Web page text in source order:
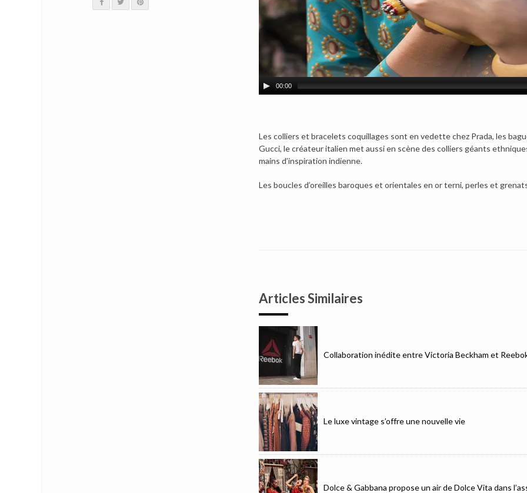
00:00
Les colliers et bracelets coquillages sont en vedette chez Prada, les
Gucci, le créateur italien met aussi en scène des colliers géants
mains d’inspiration indienne.
Les boucles d’oreilles baroques et orientales en or terni, perles et
Articles Similaires
Collaboration inédite entre Victoria Beckham et
Le luxe vintage s’offre une nouvelle vie
Dolce & Gabbana propose un air de Dolce Vita dans